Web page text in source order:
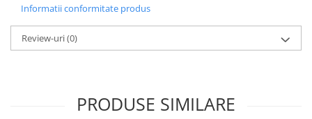
Antifurt
Suporti si placi prindere
Informatii conformitate produs
Review-uri(0)
PRODUSE SIMILARE